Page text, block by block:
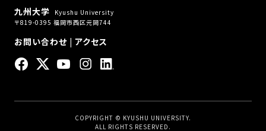
九州大学
Kyushu University
〒819-0395 福岡市西区元岡744
お問い合わせ| アクセス
COPYRIGHT © KYUSHU UNIVERSITY.
ALL RIGHTS RESERVED.